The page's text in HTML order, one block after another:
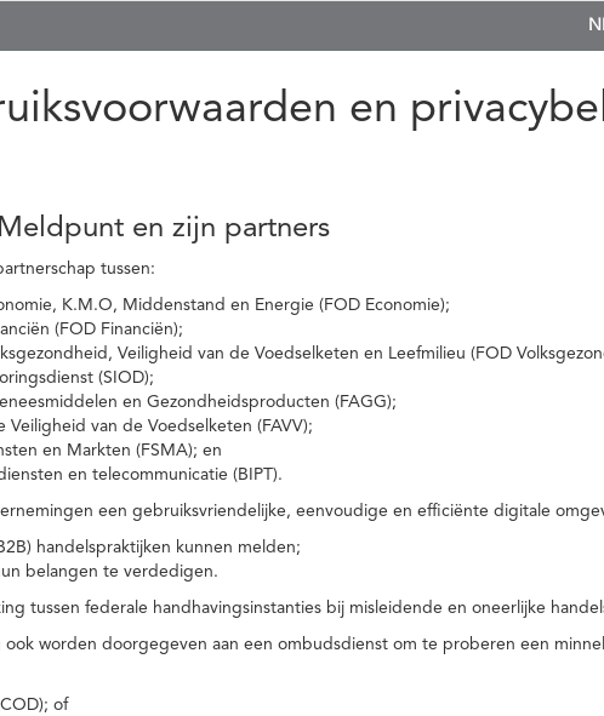
en
en zijn partners
tussen:
K.M.O, Middenstand en Energie (FOD Economie);
(FOD Financiën);
Veiligheid van de Voedselketen en Leefmilieu (FOD
(SIOD);
en Gezondheidsproducten (FAGG);
van de Voedselketen (FAVV);
en Markten (FSMA); en
en telecommunicatie (BIPT).
een gebruiksvriendelijke, eenvoudige en efficiënte digitale
handelspraktijken kunnen melden;
belangen te verdedigen.
tussen federale handhavingsinstanties bij misleidende en oneerlijke
worden doorgegeven aan een ombudsdienst om te proberen een
of